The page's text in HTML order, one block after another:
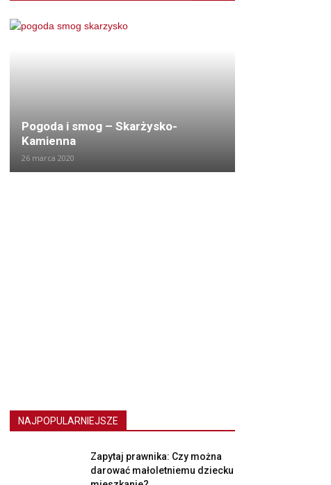
Pogoda i smog – Skarżysko-
Kamienna
26 marca 2020
NAJPOPULARNIEJSZE
Zapytaj prawnika: Czy można
darować małoletniemu dziecku